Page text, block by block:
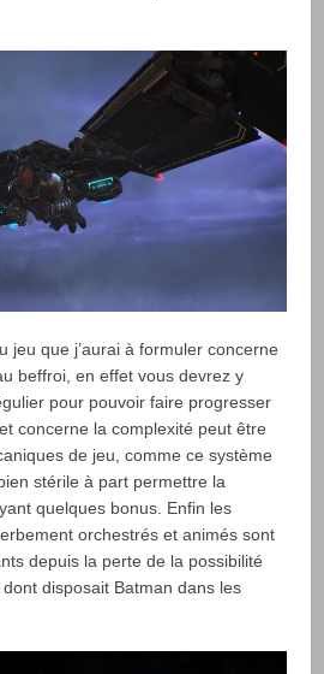
jeu que j’aurai à formuler concerne
beffroi, en effet vous devrez y
pour pouvoir faire progresser
concerne la complexité peut être
de jeu, comme ce système
stérile à part permettre la
quelques bonus. Enfin les
orchestrés et animés sont
depuis la perte de la possibilité
disposait Batman dans les